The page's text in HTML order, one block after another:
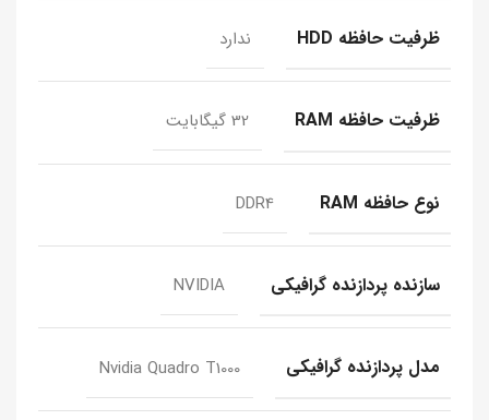
ظرفیت حافظه HDD ندارد
ظرفیت حافظه RAM 32 گیگابایت
نوع حافظه RAM DDR4
سازنده پردازنده گرافیکی NVIDIA
مدل پردازنده گرافیکی Nvidia Quadro T1000